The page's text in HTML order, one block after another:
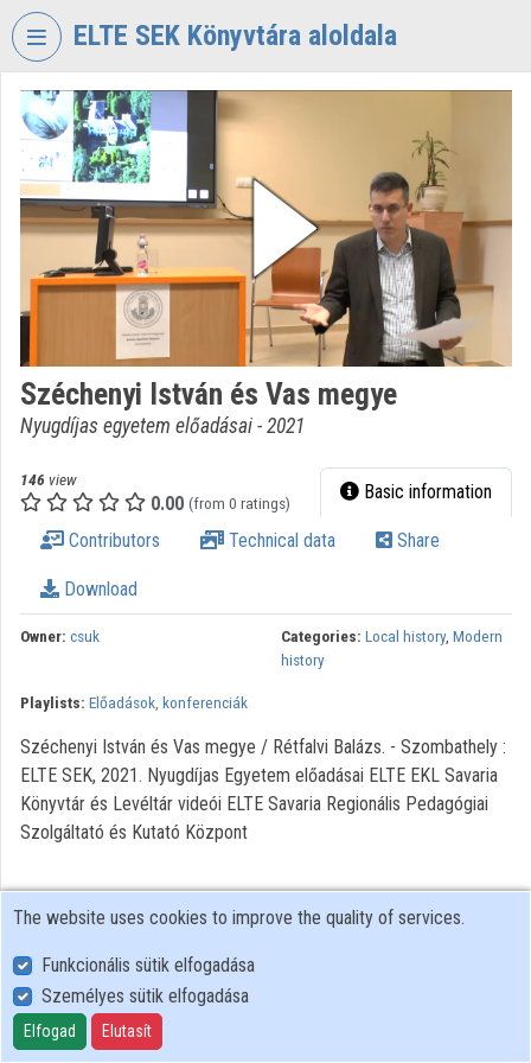
Skip header
ELTE SEK Könyvtára aloldala
VIDEOTORIUM
ELTE
EKL
SAVARIA
KÖNYVTÁR
ÉS
Organization home
Log In
Categories
Organization playlists
Széchenyi István és Vas megye
Nyugdíjas egyetem előadásai - 2021
146 view
0.00 (from 0 ratings) Basic information
Contributors Technical data Share
Download
Owner: csuk Categories: Local history, Modern
history
Playlists: Előadások, konferenciák
Széchenyi István és Vas megye / Rétfalvi Balázs. - Szombathely :
ELTE SEK, 2021. Nyugdíjas Egyetem előadásai ELTE EKL Savaria
Könyvtár és Levéltár videói ELTE Savaria Regionális Pedagógiai
Szolgáltató és Kutató Központ
User Policy
Adatkezelési tájékoztató (en)
Cookie Policy
The website uses cookies to improve the quality of services.
Funkcionális sütik elfogadása
Személyes sütik elfogadása
Elfogad Elutasít